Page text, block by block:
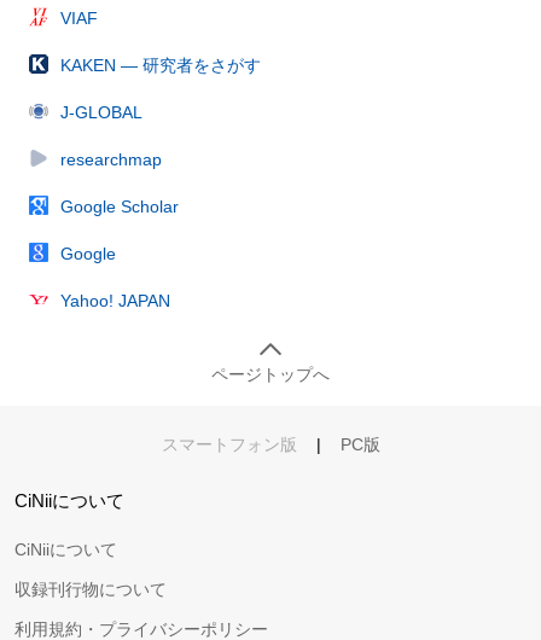
VIAF
KAKEN — 研究者をさがす
J-GLOBAL
researchmap
Google Scholar
Google
Yahoo! JAPAN
ページトップへ
スマートフォン版 | PC版
CiNiiについて
CiNiiについて
収録刊行物について
利用規約・プライバシーポリシー